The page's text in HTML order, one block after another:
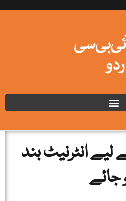
انٹرنیٹ بند
جائے